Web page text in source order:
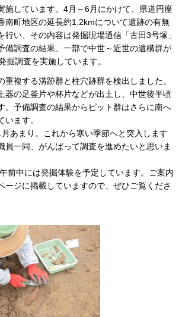
施しています。4月～6月にかけて、県道円座
南町地区の延長約1.2kmについて遺跡の有無
行い、その内容は発掘現場通信「古田3号塚」
備調査の結果、一部で中世～近世の遺構群が
掘調査を実施しています。
重複する溝跡群と柱穴跡群を検出しました。
器の足釜片や杯片などが出土し、中世後半頃
。予備調査の結果からピット群はさらに南へ
います。
あまり。これから寒い季節へと突入します
員一同、がんばって調査を進めたいと思いま
前中には発掘体験を予定しています。ご案内
ージに掲載していますので、ぜひご覧くださ